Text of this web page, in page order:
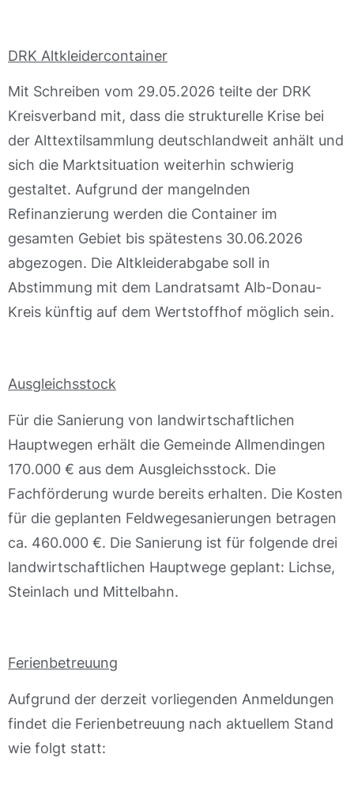
DRK Altkleidercontainer
Mit Schreiben vom 29.05.2026 teilte der DRK
Kreisverband mit, dass die strukturelle Krise bei
der Alttextilsammlung deutschlandweit anhält und
sich die Marktsituation weiterhin schwierig
gestaltet. Aufgrund der mangelnden
Refinanzierung werden die Container im
gesamten Gebiet bis spätestens 30.06.2026
abgezogen. Die Altkleiderabgabe soll in
Abstimmung mit dem Landratsamt Alb-Donau-
Kreis künftig auf dem Wertstoffhof möglich sein.
Ausgleichsstock
Für die Sanierung von landwirtschaftlichen
Hauptwegen erhält die Gemeinde Allmendingen
170.000 € aus dem Ausgleichsstock. Die
Fachförderung wurde bereits erhalten. Die Kosten
für die geplanten Feldwegesanierungen betragen
ca. 460.000 €. Die Sanierung ist für folgende drei
landwirtschaftlichen Hauptwege geplant: Lichse,
Steinlach und Mittelbahn.
Ferienbetreuung
Aufgrund der derzeit vorliegenden Anmeldungen
findet die Ferienbetreuung nach aktuellem Stand
wie folgt statt: